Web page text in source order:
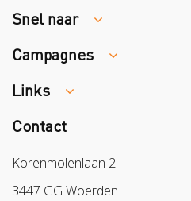
Snel naar
Traumaopvang
Melden van een arbeidsongeval
Campagnes
Week van de Teek
Veilig vrijwilligerswerk in het groen
Links
Colland
Sazas
BPL
Contact
Korenmolenlaan 2
3447 GG Woerden